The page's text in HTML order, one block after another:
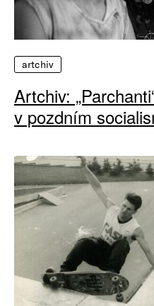
artchiv
Artchiv:
v pozdním